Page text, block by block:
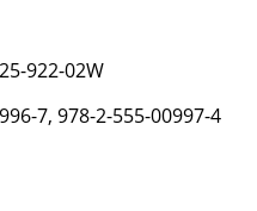
922-02W
7, 978-2-555-00997-4